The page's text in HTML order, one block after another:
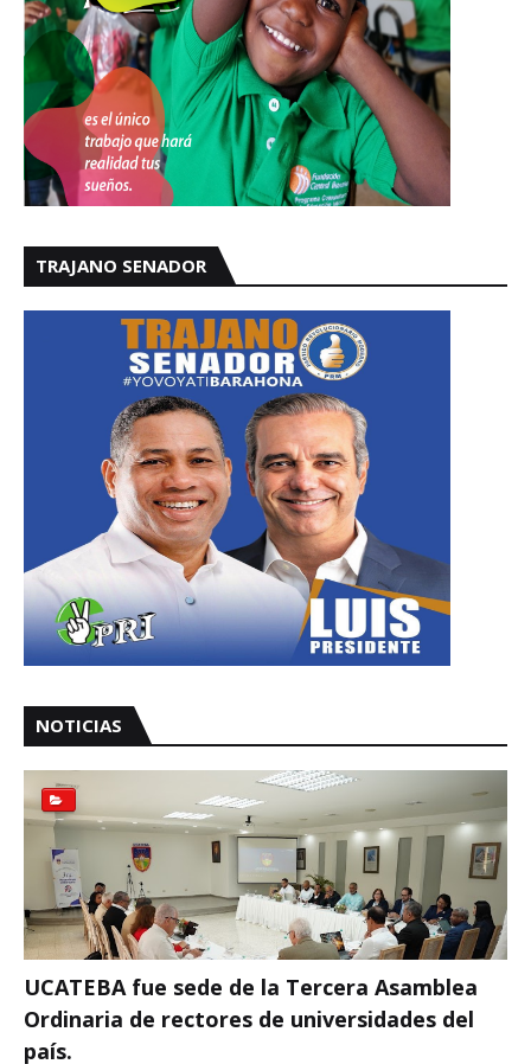
TRAJANO SENADOR
NOTICIAS
UCATEBA fue sede de la Tercera Asamblea
Ordinaria de rectores de universidades del
país.